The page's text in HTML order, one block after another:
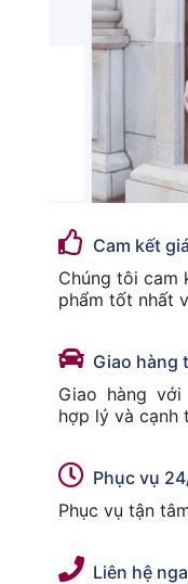
Cam kết
Chúng tôi cam
phẩm tốt nhất
Giao hàng
Giao hàng
hợp lý và cạnh
Phục vụ
Phục vụ tận
Liên hệ